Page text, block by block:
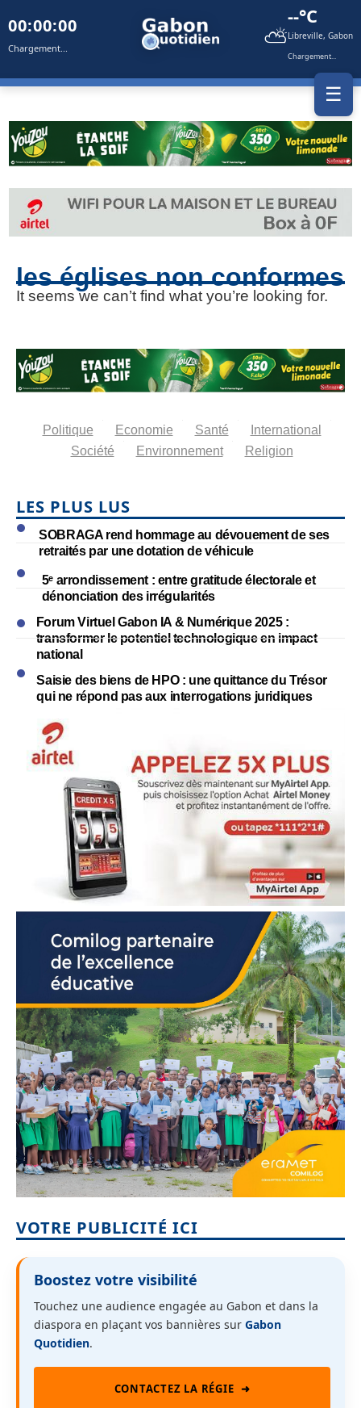
00:00:00
Chargement... ⛅
--°C
Libreville, Gabon
Chargement...
☰
les églises non conformes
It seems we can’t find what you’re looking for.
Politique Economie Santé
International
Société
Environnement Religion
LES PLUS LUS
SOBRAGA rend hommage au dévouement de ses
retraités par une dotation de véhicule
5ᵉ arrondissement : entre gratitude électorale et
dénonciation des irrégularités
Forum Virtuel Gabon IA & Numérique 2025 :
transformer le potentiel technologique en impact
national
Saisie des biens de HPO : une quittance du Trésor
qui ne répond pas aux interrogations juridiques
VOTRE PUBLICITÉ ICI
Boostez votre visibilité
Touchez une audience engagée au Gabon et dans la
diaspora en plaçant vos bannières sur Gabon
Quotidien.
CONTACTEZ LA RÉGIE ➜